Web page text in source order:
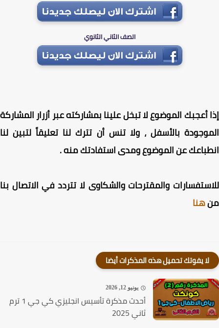
الصف الثاني الثانوي
أعجبك الموضوع لا تبخل علينا بمشاركته عبر أزرار المشاركة
بالأسفل ، ولا تنس أن تترك لنا تعليقاً لتبين لنا
عن الموضوع ومدى استفادتك منه .
والمقترحات والشكاوى لا تتردد في الاتصال بنا
هنا
لا يفوتك تحميل هذه المذكرات أيضا
يونيو 12, 2026
أحدث مذكرة تأسيس انجليزي كي جي 1 ترم
ثاني 2025